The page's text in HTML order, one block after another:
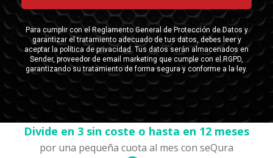
Divide en 3 sin coste o hasta en 12 meses
por una pequeña cuota al mes con seQura